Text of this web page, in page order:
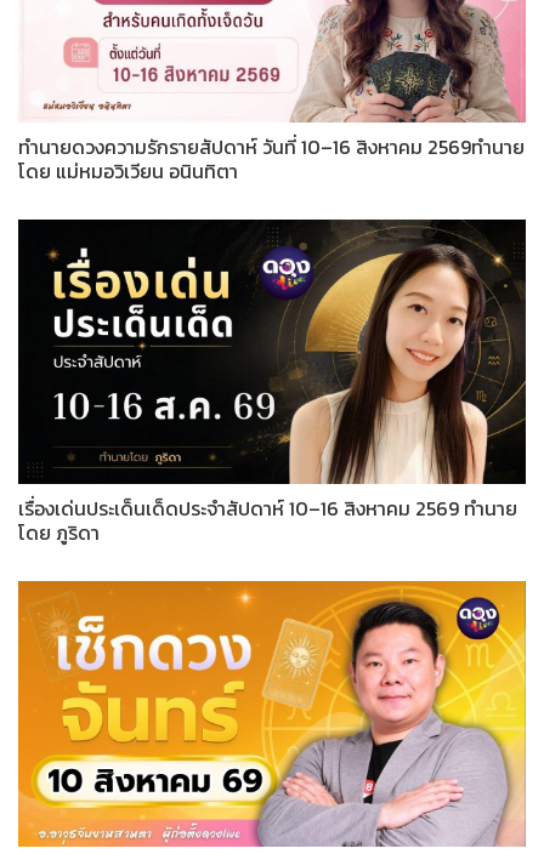
ทำนายดวงความรักรายสัปดาห์ วันที่ 10–16 สิงหาคม 2569ทำนาย
โดย แม่หมอวิเวียน อนินทิตา
เรื่องเด่นประเด็นเด็ดประจำสัปดาห์ 10–16 สิงหาคม 2569 ทำนาย
โดย ภูริดา